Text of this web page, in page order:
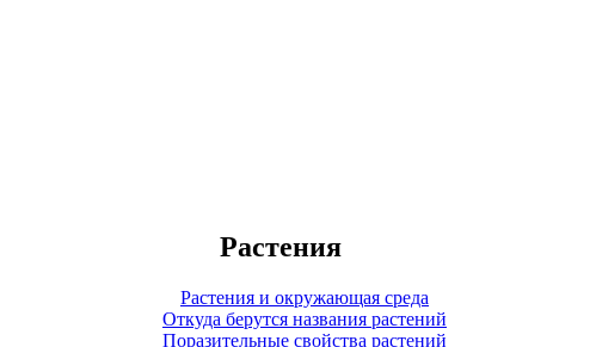
Растения
Растения и окружающая среда
Откуда берутся названия растений
Поразительные свойства растений